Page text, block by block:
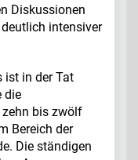
Diskussionen
intensiver
ist in der Tat
die
bis zwölf
Bereich der
Die ständigen